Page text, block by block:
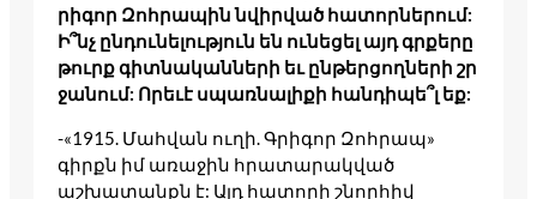
րիգոր Զոհրապին նվիրված հատորներում:
Ի՞նչ ընդունելություն են ունեցել այդ գրքերը
թուրք գիտնականների եւ ընթերցողների շր
ջանում: Որեւէ սպառնալիքի հանդիպե՞լ եք:
-«1915. Մահվան ուղի. Գրիգոր Զոհրապ»
գիրքն իմ առաջին հրատարակված
աշխատանքն է: Այդ հատորի շնորհիվ